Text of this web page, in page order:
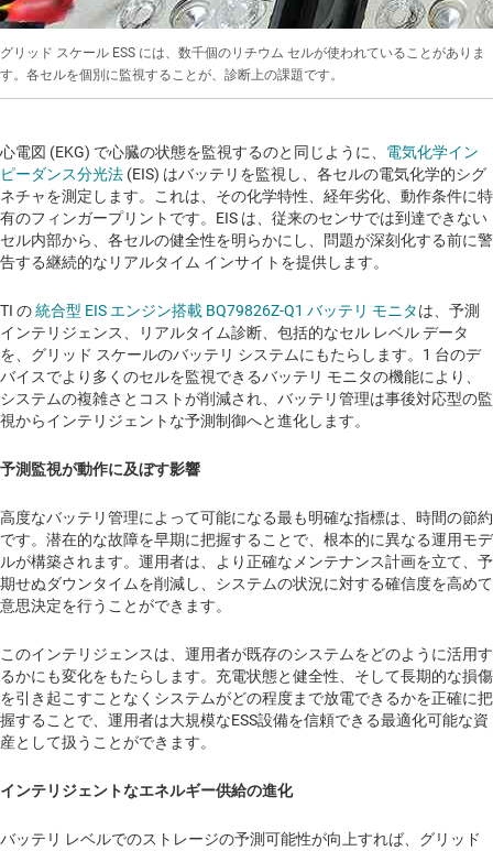
グリッド スケール ESS には、数千個のリチウム セルが使われていることがありま
す。各セルを個別に監視することが、診断上の課題です。
心電図 (EKG) で心臓の状態を監視するのと同じように、 電気化学イン
ピーダンス分光法 (EIS) はバッテリを監視し、各セルの電気化学的シグ
ネチャを測定します。これは、その化学特性、経年劣化、動作条件に特
有のフィンガープリントです。EIS は、従来のセンサでは到達できない
セル内部から、各セルの健全性を明らかにし、問題が深刻化する前に警
告する継続的なリアルタイム インサイトを提供します。
TI の統合型 EIS エンジン搭載 BQ79826Z-Q1 バッテリ モニタは、予測
インテリジェンス、リアルタイム診断、包括的なセル レベル データ
を、グリッド スケールのバッテリ システムにもたらします。1 台のデ
バイスでより多くのセルを監視できるバッテリ モニタの機能により、
システムの複雑さとコストが削減され、バッテリ管理は事後対応型の監
視からインテリジェントな予測制御へと進化します。
予測監視が動作に及ぼす影響
高度なバッテリ管理によって可能になる最も明確な指標は、時間の節約
です。潜在的な故障を早期に把握することで、根本的に異なる運用モデ
ルが構築されます。運用者は、より正確なメンテナンス計画を立て、予
期せぬダウンタイムを削減し、システムの状況に対する確信度を高めて
意思決定を行うことができます。
このインテリジェンスは、運用者が既存のシステムをどのように活用す
るかにも変化をもたらします。充電状態と健全性、そして長期的な損傷
を引き起こすことなくシステムがどの程度まで放電できるかを正確に把
握することで、運用者は大規模なESS設備を信頼できる最適化可能な資
産として扱うことができます。
インテリジェントなエネルギー供給の進化
バッテリ レベルでのストレージの予測可能性が向上すれば、グリッド